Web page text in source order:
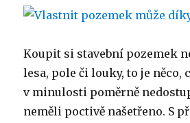
dnešní
době
Koupit si stavební pozemek
lesa, pole či louky, to je něco,
v minulosti poměrně
neměli poctivě našetřeno. S